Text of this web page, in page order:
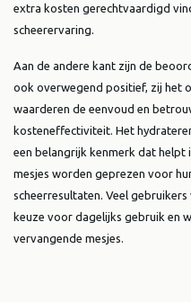
extra kosten gerechtvaardigd
scheerervaring.
Aan de andere kant zijn de
ook overwegend positief, zij het
waarderen de eenvoud en
kosteneffectiviteit. Het
een belangrijk kenmerk dat helpt
mesjes worden geprezen voor
scheerresultaten. Veel
keuze voor dagelijks gebruik en
vervangende mesjes.